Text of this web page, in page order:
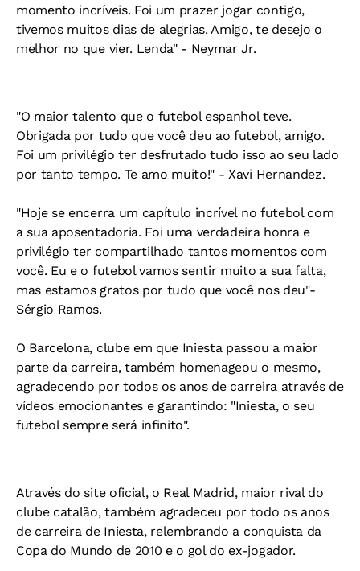
momento incríveis. Foi um prazer jogar contigo,
tivemos muitos dias de alegrias. Amigo, te desejo o
melhor no que vier. Lenda" - Neymar Jr.
"O maior talento que o futebol espanhol teve.
Obrigada por tudo que você deu ao futebol, amigo.
Foi um privilégio ter desfrutado tudo isso ao seu lado
por tanto tempo. Te amo muito!" - Xavi Hernandez.
"Hoje se encerra um capítulo incrível no futebol com
a sua aposentadoria. Foi uma verdadeira honra e
privilégio ter compartilhado tantos momentos com
você. Eu e o futebol vamos sentir muito a sua falta,
mas estamos gratos por tudo que você nos deu"-
Sérgio Ramos.
O Barcelona, clube em que Iniesta passou a maior
parte da carreira, também homenageou o mesmo,
agradecendo por todos os anos de carreira através de
vídeos emocionantes e garantindo: "Iniesta, o seu
futebol sempre será infinito".
Através do site oficial, o Real Madrid, maior rival do
clube catalão, também agradeceu por todo os anos
de carreira de Iniesta, relembrando a conquista da
Copa do Mundo de 2010 e o gol do ex-jogador.